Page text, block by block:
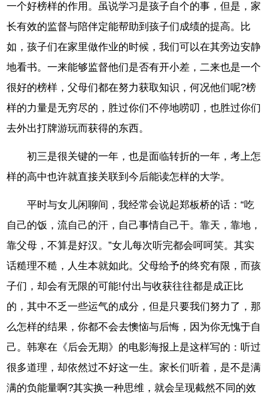
一个好榜样的作用。虽说学习是孩子自个的事，但是，家
长有效的监督与陪伴定能帮助到孩子们成绩的提高。比
如，孩子们在家里做作业的时候，我们可以在其旁边安静
地看书。一来能够监督他们是否有开小差，二来也是一个
很好的榜样，父母们都在努力获取知识，何况他们呢?榜
样的力量是无穷尽的，胜过你们不停地唠叨，也胜过你们
去外出打牌游玩而获得的东西。
初三是很关键的一年，也是面临转折的一年，考上怎
样的高中也许就直接关联到今后能读怎样的大学。
平时与女儿闲聊间，我经常会说起郑板桥的话：“吃
自己的饭，流自己的汗，自己事情自己干。靠天，靠地，
靠父母，不算是好汉。”女儿每次听完都会呵呵笑。其实
话糙理不糙，人生本就如此。父母给予的终究有限，而孩
子们，却会有无限的可能!付出与收获往往都是成正比
的，其中不乏一些运气的成分，但是只要我们努力了，那
么怎样的结果，你都不会去懊恼与后悔，因为你无愧于自
己。韩寒在《后会无期》的电影海报上是这样写的：听过
很多道理，却依然过不好这一生。家长们听着，是不是满
满的负能量啊?其实换一种思维，就会呈现截然不同的效